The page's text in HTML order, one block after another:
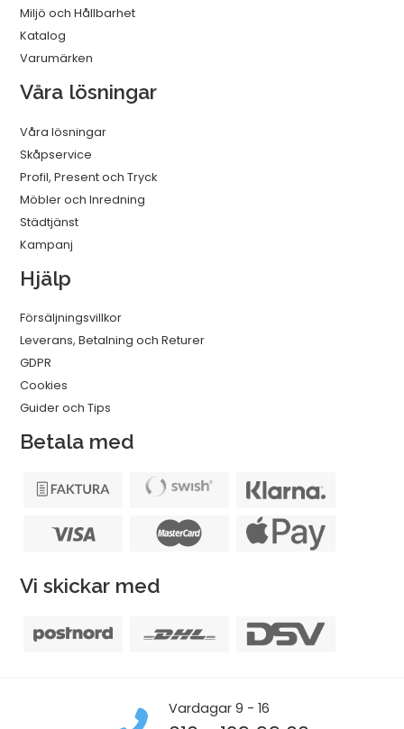
Miljö och Hållbarhet
Katalog
Varumärken
Våra lösningar
Våra lösningar
Skåpservice
Profil, Present och Tryck
Möbler och Inredning
Städtjänst
Kampanj
Hjälp
Försäljningsvillkor
Leverans, Betalning och Returer
GDPR
Cookies
Guider och Tips
Betala med
Vi skickar med
Vardagar 9 - 16